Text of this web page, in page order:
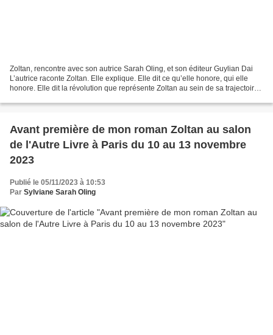
Zoltan, rencontre avec son autrice Sarah Oling, et son éditeur Guylian Dai
L’autrice raconte Zoltan. Elle explique. Elle dit ce qu’elle honore, qui elle
honore. Elle dit la révolution que représente Zoltan au sein de sa trajectoire
Avant première de mon roman Zoltan au salon
de l'Autre Livre à Paris du 10 au 13 novembre
2023
Publié le 05/11/2023 à 10:53
Par Sylviane Sarah Oling